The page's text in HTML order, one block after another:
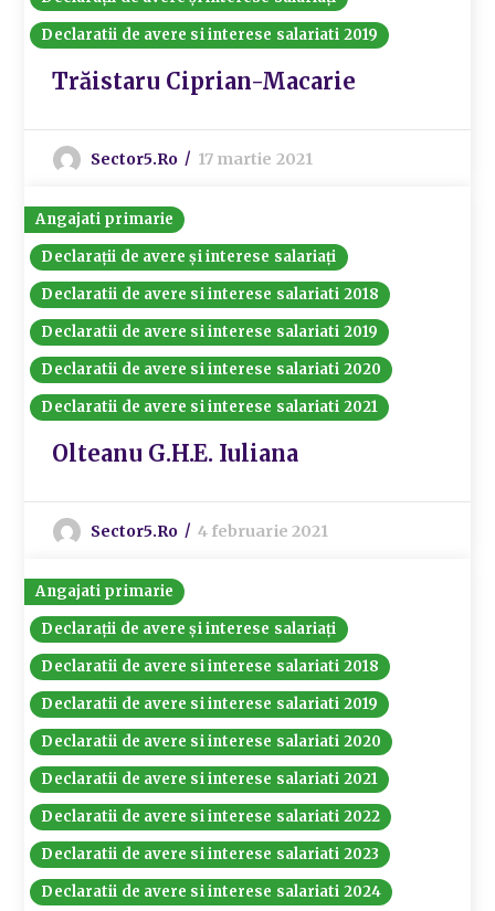
Declaratii de avere si interese salariati 2019
Trăistaru Ciprian-Macarie
Sector5.ro 17 martie 2021
Angajati primarie
Declarații de avere și interese salariați
Declaratii de avere si interese salariati 2018
Declaratii de avere si interese salariati 2019
Declaratii de avere si interese salariati 2020
Declaratii de avere si interese salariati 2021
Olteanu G.H.E. Iuliana
Sector5.ro 4 februarie 2021
Angajati primarie
Declarații de avere și interese salariați
Declaratii de avere si interese salariati 2018
Declaratii de avere si interese salariati 2019
Declaratii de avere si interese salariati 2020
Declaratii de avere si interese salariati 2021
Declaratii de avere si interese salariati 2022
Declaratii de avere si interese salariati 2023
Declaratii de avere si interese salariati 2024